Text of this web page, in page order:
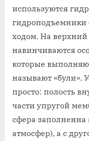
используются
гидроподъемники
ходом. На
навинчиваются
которые
называют «були».
просто: полость
части упругой
сфера заполненна
атмосфер), а с